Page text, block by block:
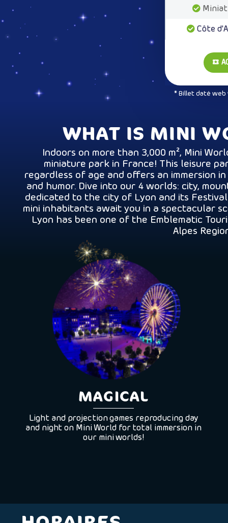
Côte
* Billet daté web
WHAT IS MINI
Indoors on more than 3,000 m², Mini
miniature park in France! This leisure
regardless of age and offers an immersion
and humor. Dive into our 4 worlds: city,
dedicated to the city of Lyon and its
mini inhabitants await you in a spectacular
Lyon has been one of the Emblematic
Alpes
MAGICAL
Light and projection games reproducing day
and night on Mini World for total immersion in
our mini worlds!